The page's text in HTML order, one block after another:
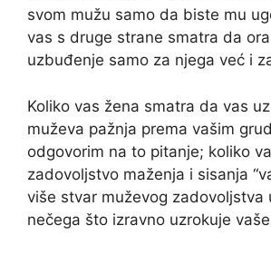
svom mužu samo da biste mu
vas s druge strane smatra da
uzbuđenje samo za njega već i
Koliko vas žena smatra da vas
muževa pažnja prema vašim
odgovorim na to pitanje; koliko
zadovoljstvo maženja i sisanja
više stvar muževog zadovoljstva
nečega što izravno uzrokuje